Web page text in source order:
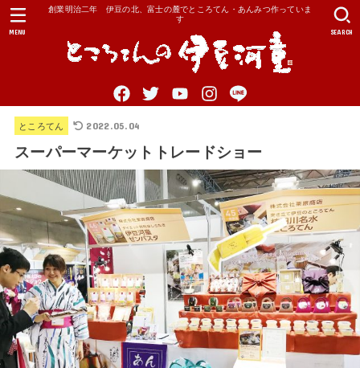
創業明治二年 伊豆の北、富士の麓でところてん・あんみつ作っていま
す
SEARCH
MENU
ところてん 2022.05.04
スーパーマーケットトレードショー